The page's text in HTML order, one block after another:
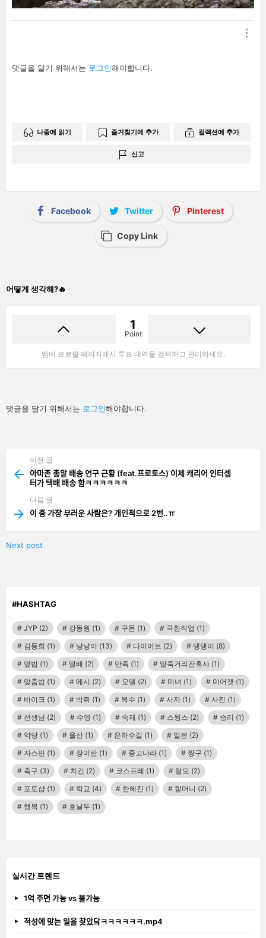
답
글
댓글을 달기 위해서는 로그인해야합니다.
나중에 읽기 즐겨찾기에 추가 컬렉션에 추가
신고
Facebook Twitter Pinterest
Copy Link
어떻게 생각해?🔥
1
Point
멤버 프로필 페이지에서 투표 내역을 검색하고 관리하세요.
답
글
댓글을 달기 위해서는 로그인해야합니다.
more
이전 글
아마존 총알 배송 연구 근황 (feat.프로토스) 이제 캐리어 인터셉
터가 택배 배송 함ㅋㅋㅋㅋㅋㅋ
다음 글
이 중 가장 부러운 사람은? 개인적으로 2번..ㅠ
Next post
#HASHTAG
JYP (2) 강동원 (1) 구몬 (1) 극한직업 (1)
김동희 (1) 냥냥이 (13) 다이어트 (2) 댕댕이 (8)
덮밥 (1) 딸배 (2) 만족 (1) 말죽거리잔혹사 (1)
맞춤법 (1) 메시 (2) 모델 (2) 미녀 (1) 미어캣 (1)
바이크 (1) 박쥐 (1) 복수 (1) 사자 (1) 사진 (1)
선생님 (2) 수영 (1) 숙제 (1) 스윙스 (2) 승리 (1)
악당 (1) 울산 (1) 은하수길 (1) 일본 (2)
자스민 (1) 장미란 (1) 중고나라 (1) 짱구 (1)
축구 (3) 치킨 (2) 코스프레 (1) 탈모 (2)
포토샵 (1) 학교 (4) 한혜진 (1) 할머니 (2)
행복 (1) 호날두 (1)
실시간 트렌드
1억 주면 가능 vs 불가능
적성에 맞는 일을 찾았닼ㅋㅋㅋㅋㅋㅋ.mp4